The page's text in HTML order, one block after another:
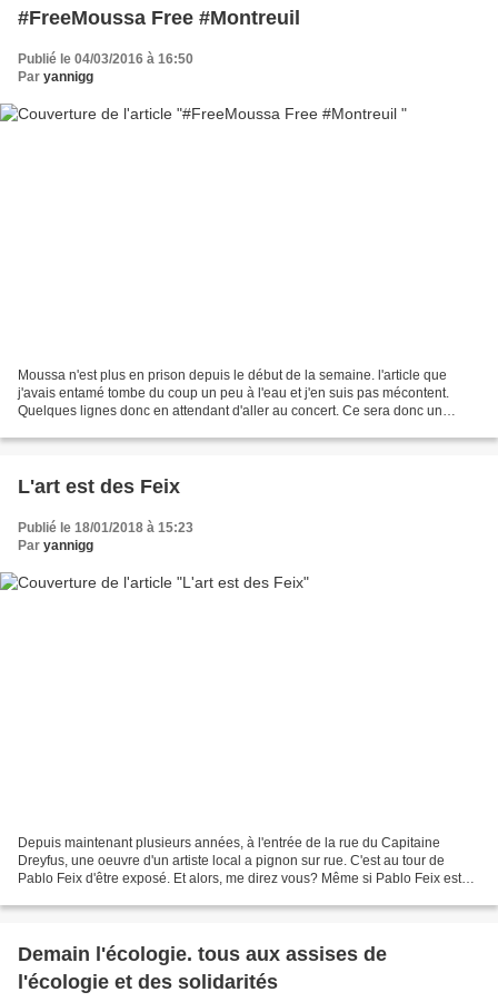
#FreeMoussa Free #Montreuil
Publié le 04/03/2016 à 16:50
Par yannigg
Moussa n'est plus en prison depuis le début de la semaine. l'article que
j'avais entamé tombe du coup un peu à l'eau et j'en suis pas mécontent.
Quelques lignes donc en attendant d'aller au concert. Ce sera donc un
L'art est des Feix
Publié le 18/01/2018 à 15:23
Par yannigg
Depuis maintenant plusieurs années, à l'entrée de la rue du Capitaine
Dreyfus, une oeuvre d'un artiste local a pignon sur rue. C'est au tour de
Pablo Feix d'être exposé. Et alors, me direz vous? Même si Pablo Feix est
Demain l'écologie. tous aux assises de
l'écologie et des solidarités